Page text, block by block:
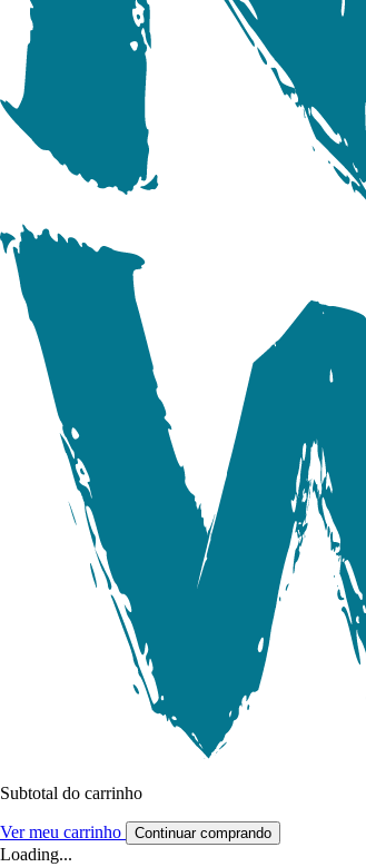
Subtotal do carrinho
Ver meu carrinho Continuar comprando
Loading...